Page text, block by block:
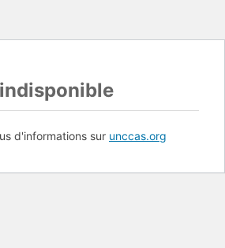
d'informations sur unccas.org